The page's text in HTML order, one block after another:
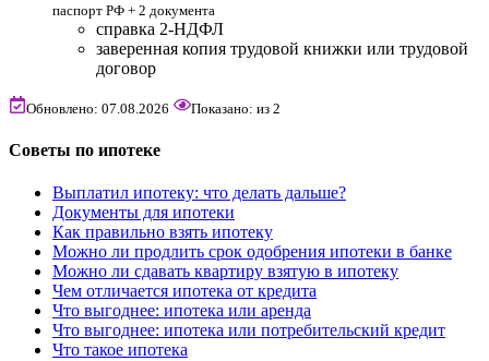
паспорт РФ + 2 документа
справка 2-НДФЛ
заверенная копия трудовой книжки или трудовой
договор
Обновлено: 07.08.2026 Показано: из 2
Советы по ипотеке
Выплатил ипотеку: что делать дальше?
Документы для ипотеки
Как правильно взять ипотеку
Можно ли продлить срок одобрения ипотеки в банке
Можно ли сдавать квартиру взятую в ипотеку
Чем отличается ипотека от кредита
Что выгоднее: ипотека или аренда
Что выгоднее: ипотека или потребительский кредит
Что такое ипотека